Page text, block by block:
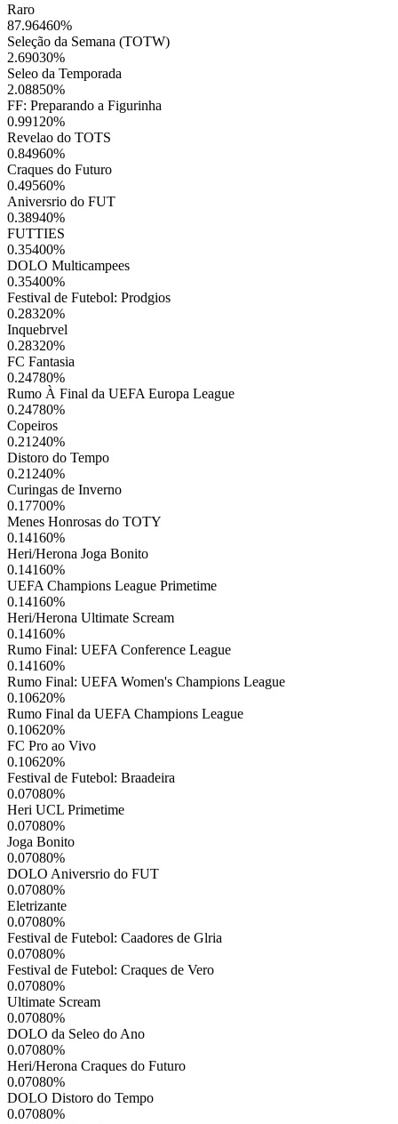
Raro
87.96460%
Seleção da Semana (TOTW)
2.69030%
Seleo da Temporada
2.08850%
FF: Preparando a Figurinha
0.99120%
Revelao do TOTS
0.84960%
Craques do Futuro
0.49560%
Aniversrio do FUT
0.38940%
FUTTIES
0.35400%
DOLO Multicampees
0.35400%
Festival de Futebol: Prodgios
0.28320%
Inquebrvel
0.28320%
FC Fantasia
0.24780%
Rumo À Final da UEFA Europa League
0.24780%
Copeiros
0.21240%
Distoro do Tempo
0.21240%
Curingas de Inverno
0.17700%
Menes Honrosas do TOTY
0.14160%
Heri/Herona Joga Bonito
0.14160%
UEFA Champions League Primetime
0.14160%
Heri/Herona Ultimate Scream
0.14160%
Rumo Final: UEFA Conference League
0.14160%
Rumo Final: UEFA Women's Champions League
0.10620%
Rumo Final da UEFA Champions League
0.10620%
FC Pro ao Vivo
0.10620%
Festival de Futebol: Braadeira
0.07080%
Heri UCL Primetime
0.07080%
Joga Bonito
0.07080%
DOLO Aniversrio do FUT
0.07080%
Eletrizante
0.07080%
Festival de Futebol: Caadores de Glria
0.07080%
Festival de Futebol: Craques de Vero
0.07080%
Ultimate Scream
0.07080%
DOLO da Seleo do Ano
0.07080%
Heri/Herona Craques do Futuro
0.07080%
DOLO Distoro do Tempo
0.07080%